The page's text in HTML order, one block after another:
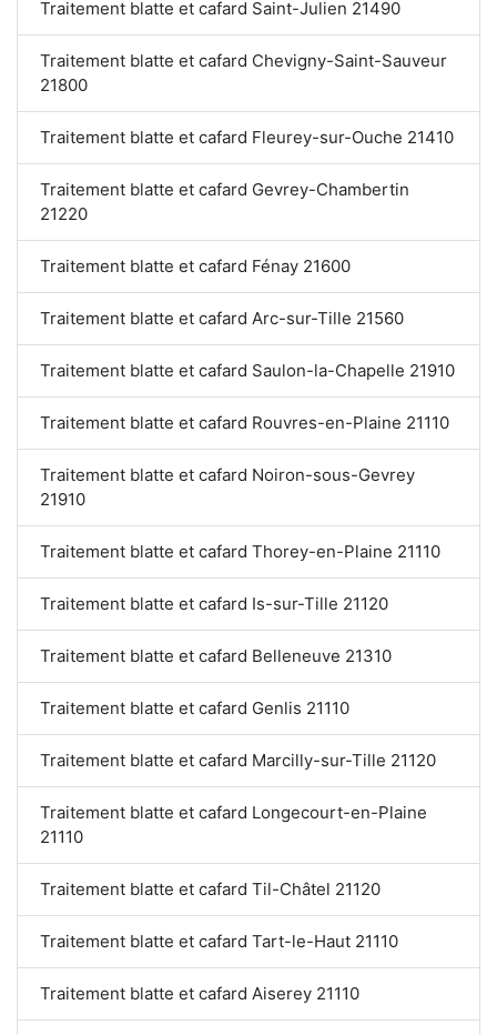
Traitement blatte et cafard Saint-Julien 21490
Traitement blatte et cafard Chevigny-Saint-Sauveur
21800
Traitement blatte et cafard Fleurey-sur-Ouche 21410
Traitement blatte et cafard Gevrey-Chambertin
21220
Traitement blatte et cafard Fénay 21600
Traitement blatte et cafard Arc-sur-Tille 21560
Traitement blatte et cafard Saulon-la-Chapelle 21910
Traitement blatte et cafard Rouvres-en-Plaine 21110
Traitement blatte et cafard Noiron-sous-Gevrey
21910
Traitement blatte et cafard Thorey-en-Plaine 21110
Traitement blatte et cafard Is-sur-Tille 21120
Traitement blatte et cafard Belleneuve 21310
Traitement blatte et cafard Genlis 21110
Traitement blatte et cafard Marcilly-sur-Tille 21120
Traitement blatte et cafard Longecourt-en-Plaine
21110
Traitement blatte et cafard Til-Châtel 21120
Traitement blatte et cafard Tart-le-Haut 21110
Traitement blatte et cafard Aiserey 21110